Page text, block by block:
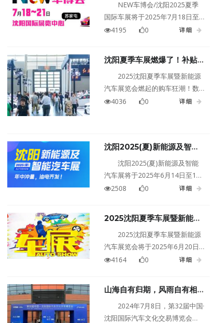
NEW车博会/沈阳2025夏季
国际车展将于2025年7月18日至
21日在辽宁沈阳苏家屯国际展览
4195 0 详细
沈阳夏季车展燃爆了！补贴倒
计时！百款新车、万元补贴，
错过就真的没有了！
2025沈阳夏季车展暨新能源
汽车展览会燃起的购车狂潮！数
万平方米的展馆被各大品牌塞得
传统燃油经典，到造型炫酷、科
技感爆棚的新能源尖货——只要
你心里想的那台车，在这里准能
面对面摸到真家伙！
4036 0 详细
沈阳2025(夏)新能源及智能
汽车展沈阳2025(夏)新能源及智能
汽车展将于2025年6月14日至15
日在辽宁沈阳辽宁工业展览馆盛
2508 0 详细
2025沈阳夏季车展暨新能源
汽车展览会
2025沈阳夏季车展暨新能源
汽车展览会将于2025年6月20日
至23日在辽宁沈阳国际展览中心
4164 0 详细
山海自有归期，风雨自有相
逢。沈阳夏季国际车展圆满闭
幕。
2024年7月8日，第32届中国·
沈阳国际汽车文化交易博览会